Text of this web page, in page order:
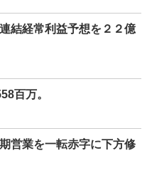
結経常利益予想を２２億
百万。
営業を一転赤字に下方修